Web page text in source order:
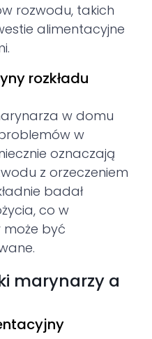
rozwodu, takich
alimentacyjne
rozkładu
w domu
w
oznaczają
z orzeczeniem
badał
co w
być
marynarzy a